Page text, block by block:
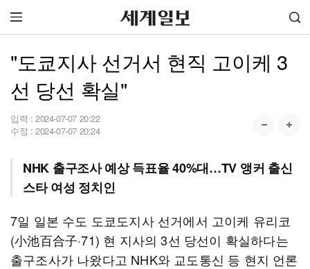
"도쿄지사 선거서 현직 고이케 3
선 당선 확실"
입력 : 2024-07-07 20:22
수정 : 2024-07-07 20:24
NHK 출구조사 예상 득표율 40%대…TV 앵커 출신
스타 여성 정치인
7일 일본 수도 도쿄도지사 선거에서 고이케 유리코
(小池百合子·71) 현 지사의 3선 당선이 확실하다는
출구조사가 나왔다고 NHK와 교도통신 등 현지 언론